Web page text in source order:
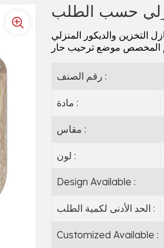
حسب الطلب
رقم الصنف :
مادة :
مقاس :
لون :
Design Available :
الحد الأدنى لكمية الطلب :
Customized Available :